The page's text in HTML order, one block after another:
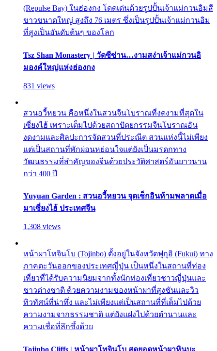
(Repulse Bay) ในฮ่องกง โดดเด่นด้วยรูปปั้นเจ้าแม่กวนอิมสี
ขาวขนาดใหญ่ สูงถึง 76 เมตร ซึ่งเป็นรูปปั้นเจ้าแม่กวนอิม
ที่สูงเป็นอันดับต้นๆ ของโลก
Tsz Shan Monastery | วัดซีซ่าน…งามสง่าเจ้าแม่กวนอิ
มองค์ใหญ่แห่งฮ่องกง
831 views
สวนอวี้หยวน คือหนึ่งในสวนจีนโบราณที่งดงามที่สุดใน
เซี่ยงไฮ้ เพราะเต็มไปด้วยสถาปัตยกรรมจีนโบราณอัน
งดงามและศิลปะการจัดสวนที่ประณีต สวนแห่งนี้ไม่เพียง
แต่เป็นสถานที่พักผ่อนหย่อนใจแต่ยังเป็นมรดกทาง
วัฒนธรรมที่สำคัญของจีนด้วยประวัติศาสตร์อันยาวนาน
กว่า 400 ปี
Yuyuan Garden : สวนอวี้หยวน จุดเช็กอินห้ามพลาดเมื่อ
มาเซี่ยงไฮ้ ประเทศจีน
1,308 views
หน้าผาโทจินโบ (Tojinbo) ตั้งอยู่ในจังหวัดฟุกุอิ (Fukui) ทาง
ภาคตะวันออกของประเทศญี่ปุ่น เป็นหนึ่งในสถานที่ท่อง
เที่ยวที่ได้รับความนิยมจากทั้งนักท่องเที่ยวชาวญี่ปุ่นและ
ชาวต่างชาติ ด้วยความงามของหน้าผาที่สูงชันและวิว
ทิวทัศน์ที่น่าทึ่ง และไม่เพียงแต่เป็นสถานที่ที่เต็มไปด้วย
ความงามจากธรรมชาติ แต่ยังแฝงไปด้วยตำนานและ
ความเชื่อที่ลึกซึ้งด้วย
Tojinbo Cliffs | หน้าผาโทจินโบ สุดยอดหน้าผาหินบะ